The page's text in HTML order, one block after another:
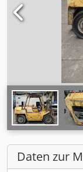
Daten zur